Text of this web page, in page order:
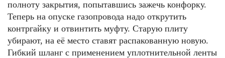
полноту закрытия, попытавшись зажечь конфорку.
Теперь на опуске газопровода надо открутить
контргайку и отвинтить муфту. Старую плиту
убирают, на её место ставят распакованную новую.
Гибкий шланг с применением уплотнительной ленты